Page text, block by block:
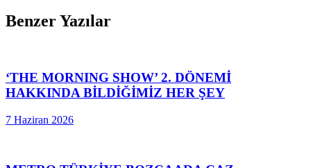
Benzer Yazılar
‘THE MORNING SHOW’ 2. DÖNEMİ
HAKKINDA BİLDİĞİMİZ HER ŞEY
7 Haziran 2026